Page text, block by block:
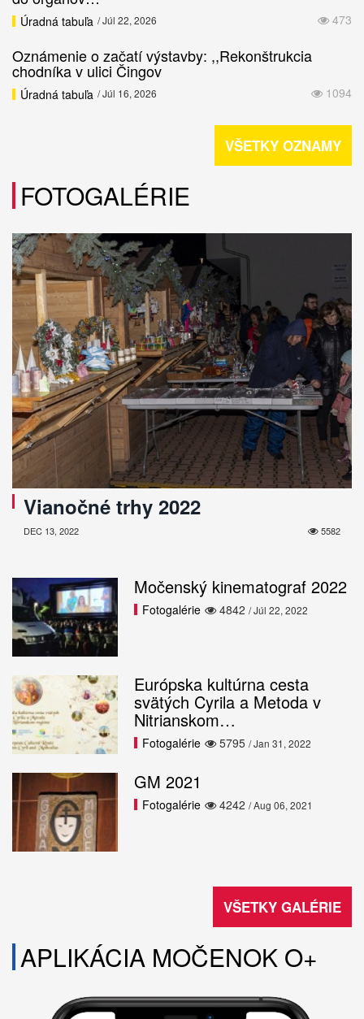
473
Úradná tabuľa / Júl 22, 2026
Oznámenie o začatí výstavby: ,,Rekonštrukcia
chodníka v ulici Čingov
1094
Úradná tabuľa / Júl 16, 2026
VŠETKY OZNAMY
FOTOGALÉRIE
Vianočné trhy 2022
5582
DEC 13, 2022
Močenský kinematograf 2022
4842
Fotogalérie / Júl 22, 2022
Európska kultúrna cesta
svätých Cyrila a Metoda v
Nitrianskom…
5795
Fotogalérie / Jan 31, 2022
GM 2021
4242
Fotogalérie / Aug 06, 2021
VŠETKY GALÉRIE
APLIKÁCIA MOČENOK O+